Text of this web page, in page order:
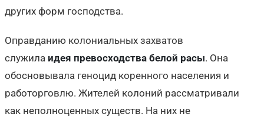
других форм господства.
Оправданию колониальных захватов
служила идея превосходства белой расы. Она
обосновывала геноцид коренного населения и
работорговлю. Жителей колоний рассматривали
как неполноценных существ. На них не